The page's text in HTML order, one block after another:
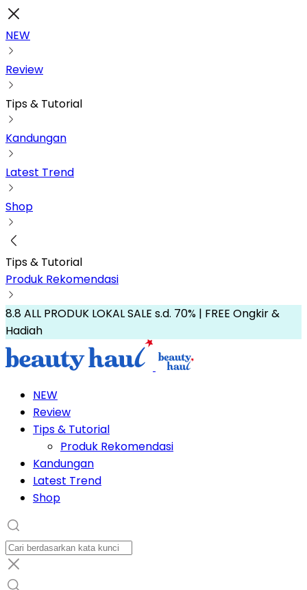
NEW
Review
Tips & Tutorial
Kandungan
Latest Trend
Shop
Tips & Tutorial
Produk Rekomendasi
8.8 ALL PRODUK LOKAL SALE s.d. 70% | FREE Ongkir &
Hadiah
NEW
Review
Tips & Tutorial
Produk Rekomendasi
Kandungan
Latest Trend
Shop